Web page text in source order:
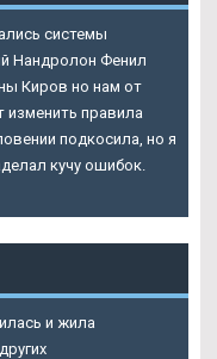
системы
Нандролон Фенил
Киров но нам от
изменить правила
подкосила, но я
кучу ошибок.
и жила